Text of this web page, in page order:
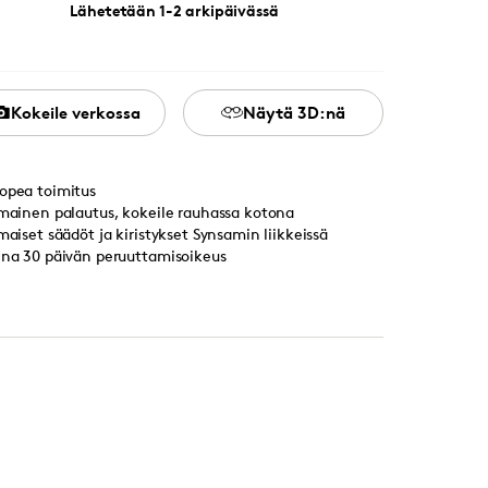
Lähetetään 1-2 arkipäivässä
Kokeile verkossa Näytä 3D:nä
toimitus
palautus, kokeile rauhassa kotona
säädöt ja kiristykset Synsamin liikkeissä
30 päivän peruuttamisoikeus